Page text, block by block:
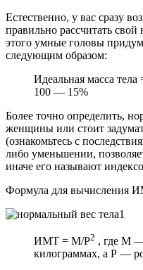
Естественно, у вас сразу
правильно рассчитать
этого умные головы
следующим образом:
Идеальная масса
100 — 15%
Более точно определить,
женщины или стоит
(ознакомьтесь с
либо уменьшении,
иначе его называют
Формула для вычисления
ИМТ = М/Р2 , где М —
килограммах, а Р —